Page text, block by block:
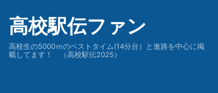
高校駅伝ファン
高校生の5000ｍのベストタイム(14分台）と進路を中心に掲
載してます！ （高校駅伝2025）